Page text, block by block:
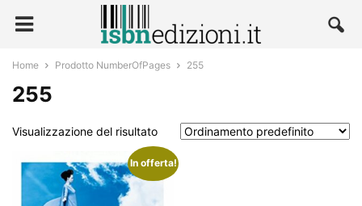
Home Prodotto NumberOfPages 255
255
Visualizzazione del risultato
In offerta!